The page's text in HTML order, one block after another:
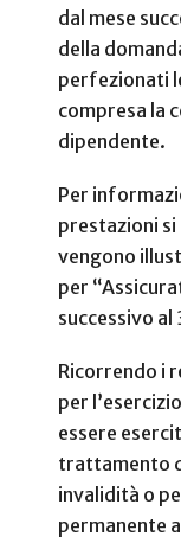
dal mese
della
perfezionati
compresa la
dipendente.
Per
prestazioni si
vengono
per
successivo al
Ricorrendo i
per
essere
trattamento
invalidità o
permanente